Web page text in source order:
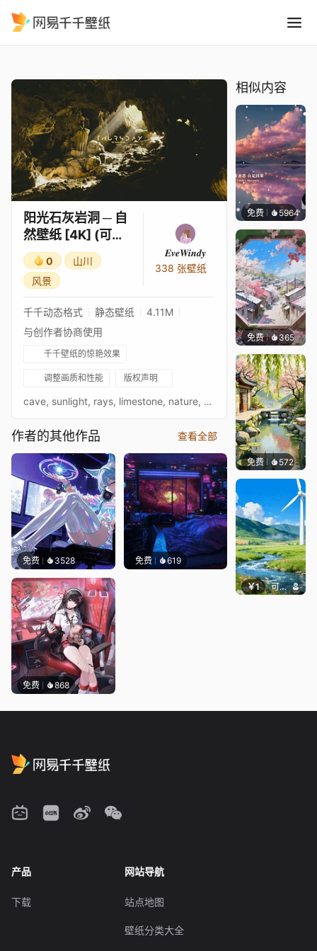
阳光石灰岩洞 ─ 自
然壁纸 [4K] (可互
动 & 带时钟)
0
山川
风景
𝑬𝒗𝒆𝑾𝒊𝒏𝒅𝒚
338 张壁纸
千千动态格式 静态壁纸
4.11M
与创作者协商使用
千千壁纸的惊艳效果
调整画质和性能 版权声明
cave, sunlight, rays, limestone, nature, underground, adventure, warm light, atmospheric, exploration, serene, aesthetic, cavern, golden glow, mysterious
作者的其他作品 查看全部
免费 3528 免费 619
免费 868
相似内容
免费 5964冰茶
免费 365渔小小
免费 572渔小小
￥1 可可爱壁纸
产品
下载
网站导航
站点地图
壁纸分类大全